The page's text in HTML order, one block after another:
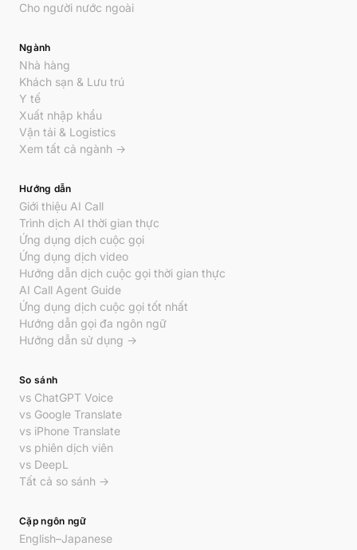
Cho người nước ngoài
Ngành
Nhà hàng
Khách sạn & Lưu trú
Y tế
Xuất nhập khẩu
Vận tải & Logistics
Xem tất cả ngành →
Hướng dẫn
Giới thiệu AI Call
Trình dịch AI thời gian thực
Ứng dụng dịch cuộc gọi
Ứng dụng dịch video
Hướng dẫn dịch cuộc gọi thời gian thực
AI Call Agent Guide
Ứng dụng dịch cuộc gọi tốt nhất
Hướng dẫn gọi đa ngôn ngữ
Hướng dẫn sử dụng →
So sánh
vs ChatGPT Voice
vs Google Translate
vs iPhone Translate
vs phiên dịch viên
vs DeepL
Tất cả so sánh →
Cặp ngôn ngữ
English–Japanese